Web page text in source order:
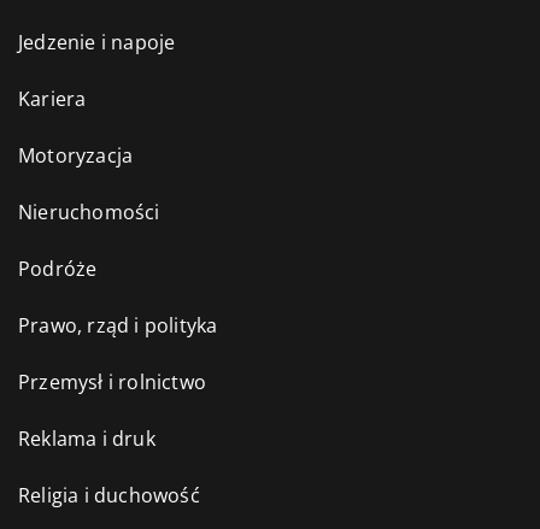
Jedzenie i napoje
Kariera
Motoryzacja
Nieruchomości
Podróże
Prawo, rząd i polityka
Przemysł i rolnictwo
Reklama i druk
Religia i duchowość